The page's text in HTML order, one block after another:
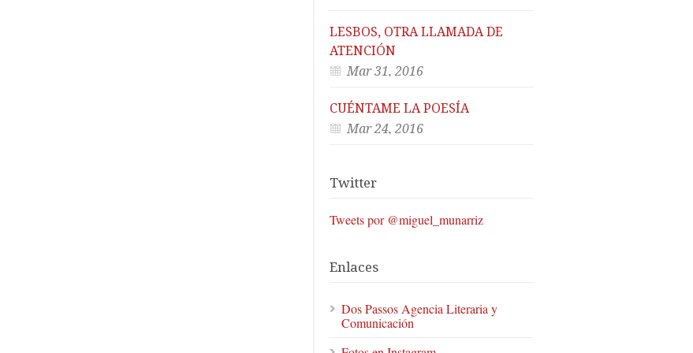
LESBOS, OTRA LLAMADA DE
ATENCIÓN
Mar 31, 2016
CUÉNTAME LA POESÍA
Mar 24, 2016
Twitter
Tweets por @miguel_munarriz
Enlaces
Dos Passos Agencia Literaria y
Comunicación